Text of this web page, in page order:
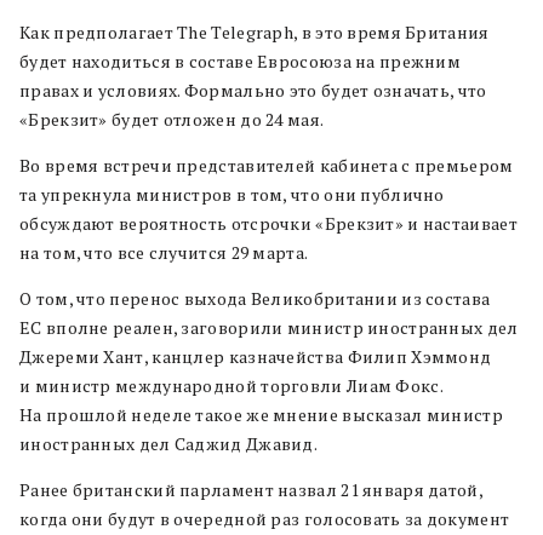
Как предполагает The Telegraph, в это время Британия
будет находиться в составе Евросоюза на прежним
правах и условиях. Формально это будет означать, что
«Брекзит» будет отложен до 24 мая.
Во время встречи представителей кабинета с премьером
та упрекнула министров в том, что они публично
обсуждают вероятность отсрочки «Брекзит» и настаивает
на том, что все случится 29 марта.
О том, что перенос выхода Великобритании из состава
ЕС вполне реален, заговорили министр иностранных дел
Джереми Хант, канцлер казначейства Филип Хэммонд
и министр международной торговли Лиам Фокс.
На прошлой неделе такое же мнение высказал министр
иностранных дел Саджид Джавид.
Ранее британский парламент назвал 21 января датой,
когда они будут в очередной раз голосовать за документ